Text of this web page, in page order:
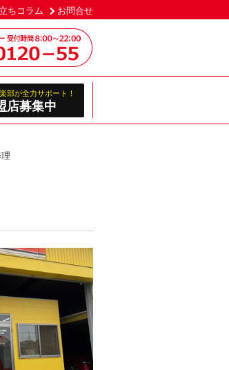
ちコラム お問合せ
部が全力サポート！
店募集中